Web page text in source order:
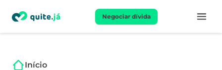
Negociar dívida
Início